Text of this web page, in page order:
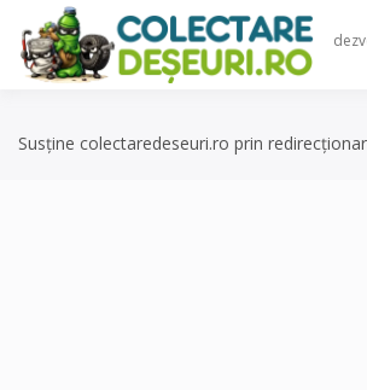
content
Susține colectaredeseuri.ro prin